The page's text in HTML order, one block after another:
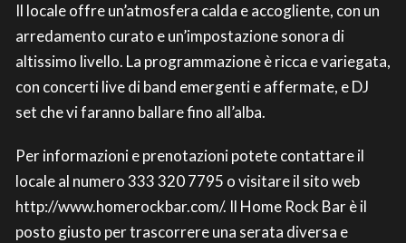
Il locale offre un’atmosfera calda e accogliente, con un
arredamento curato e un’impostazione sonora di
altissimo livello. La programmazione è ricca e variegata,
con concerti live di band emergenti e affermate, e DJ
set che vi faranno ballare fino all’alba.
Per informazioni e prenotazioni potete contattare il
locale al numero 333 320 7795 o visitare il sito web
http://www.homerockbar.com/. Il Home Rock Bar è il
posto giusto per trascorrere una serata diversa e